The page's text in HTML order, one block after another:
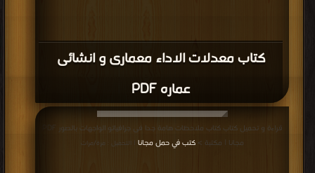
كتاب معدلات الاداء معمارى و انشائى
عماره PDF
مجانا | مكتبة >كتب في حمل مجانا | التحميل : مرة/مرات